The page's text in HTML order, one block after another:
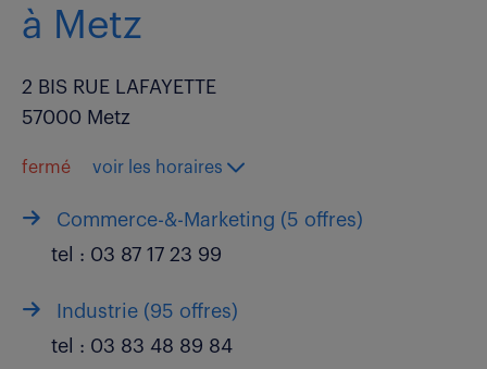
à Metz
2 BIS RUE LAFAYETTE
57000 Metz
fermé voir les horaires
Commerce-&-Marketing (5 offres)
tel : 03 87 17 23 99
Industrie (95 offres)
tel : 03 83 48 89 84